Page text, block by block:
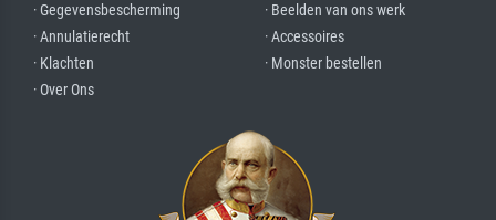
· Gegevensbescherming
· Annulatierecht
· Klachten
· Over Ons
· Beelden van ons werk
· Accessoires
· Monster bestellen